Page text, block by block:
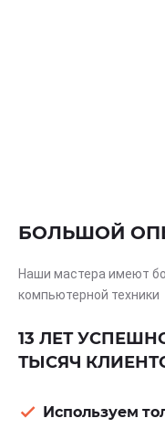
БОЛЬШОЙ
Наши мастера имеют
компьютерной техники
13 ЛЕТ
ТЫСЯЧ
Используем